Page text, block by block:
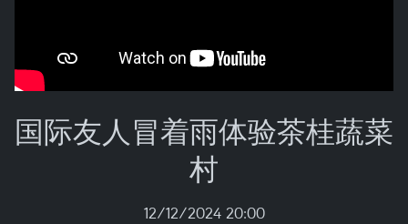
国际友人冒着雨体验茶桂蔬菜
村
12/12/2024 20:00